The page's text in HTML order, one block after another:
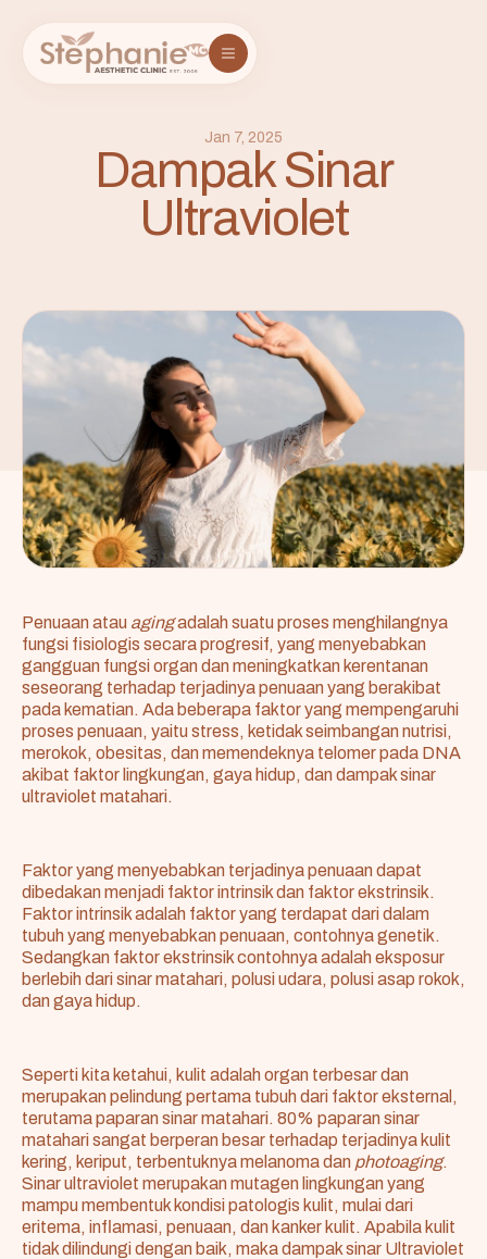
Jan 7, 2025
Dampak Sinar
Ultraviolet
Penuaan atau agingadalah suatu proses menghilangnya
fungsi fisiologis secara progresif, yang menyebabkan
gangguan fungsi organ dan meningkatkan kerentanan
seseorang terhadap terjadinya penuaan yang berakibat
pada kematian. Ada beberapa faktor yang mempengaruhi
proses penuaan, yaitu stress, ketidak seimbangan nutrisi,
merokok, obesitas, dan memendeknya telomer pada DNA
akibat faktor lingkungan, gaya hidup, dan dampak sinar
ultraviolet matahari.
Faktor yang menyebabkan terjadinya penuaan dapat
dibedakan menjadi faktor intrinsik dan faktor ekstrinsik.
Faktor intrinsik adalah faktor yang terdapat dari dalam
tubuh yang menyebabkan penuaan, contohnya genetik.
Sedangkan faktor ekstrinsik contohnya adalah eksposur
berlebih dari sinar matahari, polusi udara, polusi asap rokok,
dan gaya hidup.
Seperti kita ketahui, kulit adalah organ terbesar dan
merupakan pelindung pertama tubuh dari faktor eksternal,
terutama paparan sinar matahari. 80% paparan sinar
matahari sangat berperan besar terhadap terjadinya kulit
kering, keriput, terbentuknya melanoma dan photoaging.
Sinar ultraviolet merupakan mutagen lingkungan yang
mampu membentuk kondisi patologis kulit, mulai dari
eritema, inflamasi, penuaan, dan kanker kulit. Apabila kulit
tidak dilindungi dengan baik, maka dampak sinar Ultraviolet